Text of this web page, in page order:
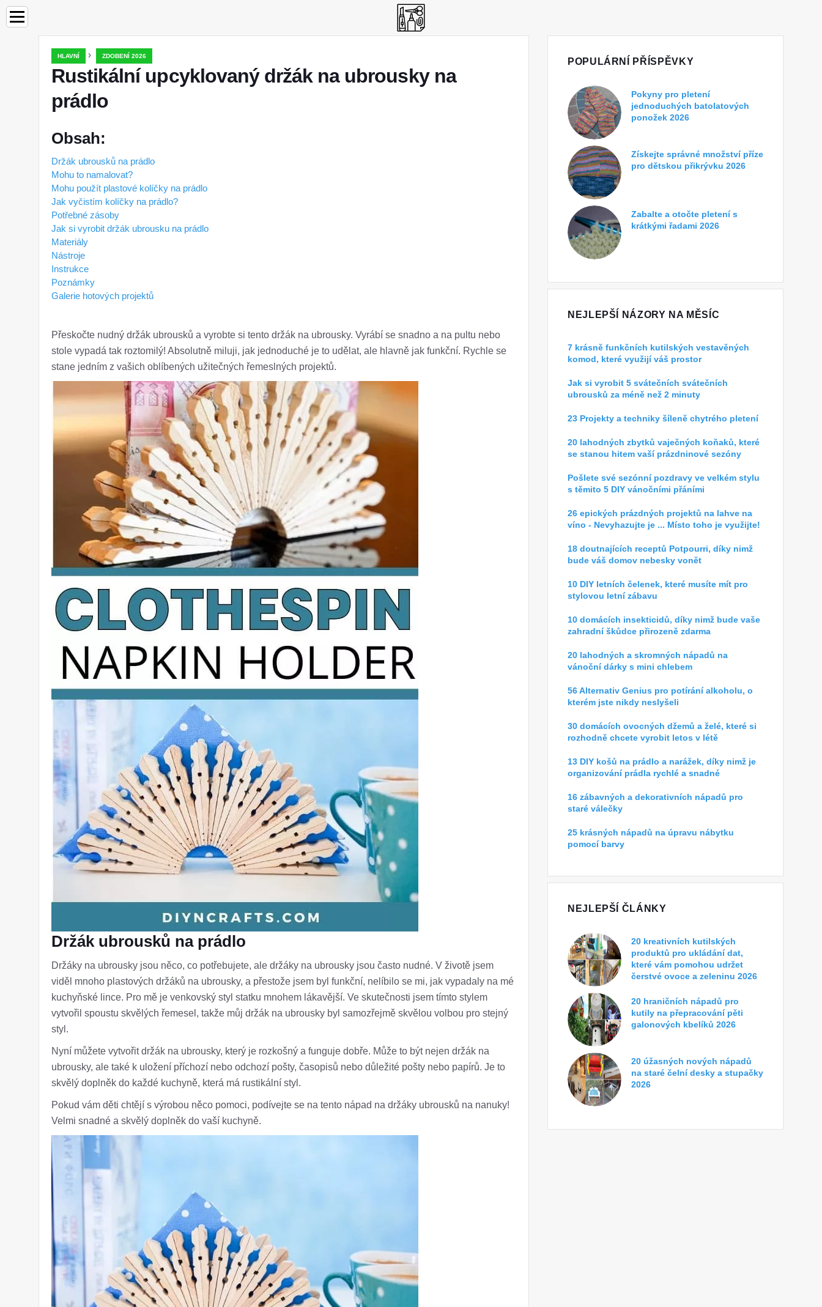
HLAVNÍ › ZDOBENÍ 2026
Rustikální upcyklovaný držák na ubrousky na
prádlo
Obsah:
Držák ubrousků na prádlo
Mohu to namalovat?
Mohu použít plastové kolíčky na prádlo
Jak vyčistím kolíčky na prádlo?
Potřebné zásoby
Jak si vyrobit držák ubrousku na prádlo
Materiály
Nástroje
Instrukce
Poznámky
Galerie hotových projektů
Přeskočte nudný držák ubrousků a vyrobte si tento držák na ubrousky. Vyrábí se snadno a na pultu nebo
stole vypadá tak roztomilý! Absolutně miluji, jak jednoduché je to udělat, ale hlavně jak funkční. Rychle se
stane jedním z vašich oblíbených užitečných řemeslných projektů.
Držák ubrousků na prádlo
Držáky na ubrousky jsou něco, co potřebujete, ale držáky na ubrousky jsou často nudné. V životě jsem
viděl mnoho plastových držáků na ubrousky, a přestože jsem byl funkční, nelíbilo se mi, jak vypadaly na mé
kuchyňské lince. Pro mě je venkovský styl statku mnohem lákavější. Ve skutečnosti jsem tímto stylem
vytvořil spoustu skvělých řemesel, takže můj držák na ubrousky byl samozřejmě skvělou volbou pro stejný
styl.
Nyní můžete vytvořit držák na ubrousky, který je rozkošný a funguje dobře. Může to být nejen držák na
ubrousky, ale také k uložení příchozí nebo odchozí pošty, časopisů nebo důležité pošty nebo papírů. Je to
skvělý doplněk do každé kuchyně, která má rustikální styl.
Pokud vám děti chtějí s výrobou něco pomoci, podívejte se na tento nápad na držáky ubrousků na nanuky!
Velmi snadné a skvělý doplněk do vaší kuchyně.
POPULÁRNÍ PŘÍSPĚVKY
Pokyny pro pletení
jednoduchých batolatových
ponožek 2026
Získejte správné množství příze
pro dětskou přikrývku 2026
Zabalte a otočte pletení s
krátkými řadami 2026
NEJLEPŠÍ NÁZORY NA MĚSÍC
7 krásně funkčních kutilských vestavěných
komod, které využijí váš prostor
Jak si vyrobit 5 svátečních svátečních
ubrousků za méně než 2 minuty
23 Projekty a techniky šíleně chytrého pletení
20 lahodných zbytků vaječných koňaků, které
se stanou hitem vaší prázdninové sezóny
Pošlete své sezónní pozdravy ve velkém stylu
s těmito 5 DIY vánočními přáními
26 epických prázdných projektů na lahve na
víno - Nevyhazujte je ... Místo toho je využijte!
18 doutnajících receptů Potpourri, díky nimž
bude váš domov nebesky vonět
10 DIY letních čelenek, které musíte mít pro
stylovou letní zábavu
10 domácích insekticidů, díky nimž bude vaše
zahradní škůdce přirozeně zdarma
20 lahodných a skromných nápadů na
vánoční dárky s mini chlebem
56 Alternativ Genius pro potírání alkoholu, o
kterém jste nikdy neslyšeli
30 domácích ovocných džemů a želé, které si
rozhodně chcete vyrobit letos v létě
13 DIY košů na prádlo a narážek, díky nimž je
organizování prádla rychlé a snadné
16 zábavných a dekorativních nápadů pro
staré válečky
25 krásných nápadů na úpravu nábytku
pomocí barvy
NEJLEPŠÍ ČLÁNKY
20 kreativních kutilských
produktů pro ukládání dat,
které vám pomohou udržet
čerstvé ovoce a zeleninu 2026
20 hraničních nápadů pro
kutily na přepracování pěti
galonových kbelíků 2026
20 úžasných nových nápadů
na staré čelní desky a stupačky
2026